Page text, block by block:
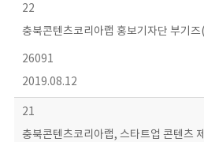
22
충북콘텐츠코리아랩 홍보기자단 부기
26091
2019.08.12
21
충북콘텐츠코리아랩, 스타트업 콘텐츠